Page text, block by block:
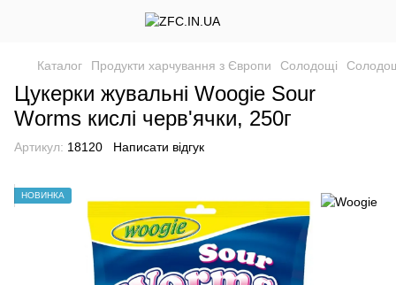
Каталог Продукти харчування з Європи Солодощі
Цукерки жувальні Woogie Sour
Worms кислі черв'ячки, 250г
Артикул: 18120 Написати відгук
НОВИНКА